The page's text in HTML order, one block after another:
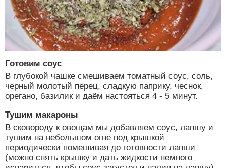
Готовим соус
В глубокой чашке смешиваем томатный соус, соль,
черный молотый перец, сладкую паприку, чеснок,
орегано, базилик и даём настояться 4 - 5 минут.
Тушим макароны
В сковороду к овощам мы добавляем соус, лапшу и
тушим на небольшом огне под крышкой
периодически помешивая до готовности лапши
(можно снять крышку и дать жидкости немного